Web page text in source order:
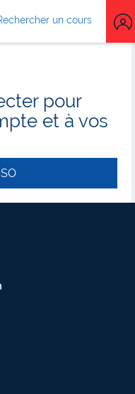
un cours
pour
et à vos